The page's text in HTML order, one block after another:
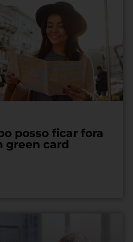
posso ficar fora
green card